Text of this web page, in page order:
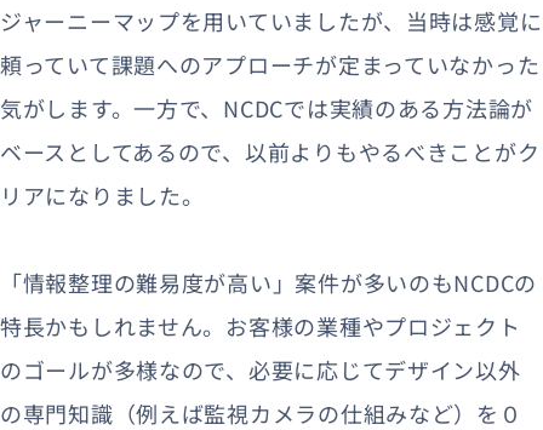
ジャーニーマップを用いていましたが、当時は感覚に
頼っていて課題へのアプローチが定まっていなかった
気がします。一方で、NCDCでは実績のある方法論が
ベースとしてあるので、以前よりもやるべきことがク
リアになりました。
「情報整理の難易度が高い」案件が多いのもNCDCの
特長かもしれません。お客様の業種やプロジェクト
のゴールが多様なので、必要に応じてデザイン以外
の専門知識（例えば監視カメラの仕組みなど）を０